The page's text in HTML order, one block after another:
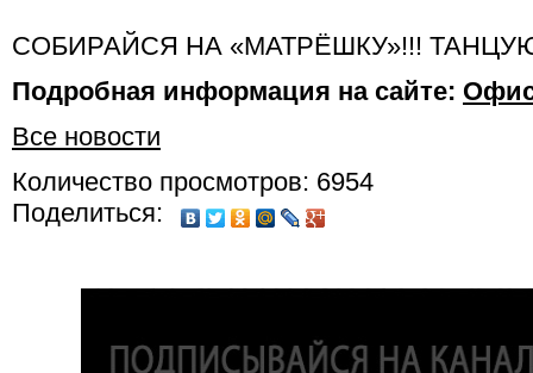
СОБИРАЙСЯ НА «МАТРЁШКУ»!!!
Подробная информация на сайте:
Все новости
Количество просмотров: 6954
Поделиться: